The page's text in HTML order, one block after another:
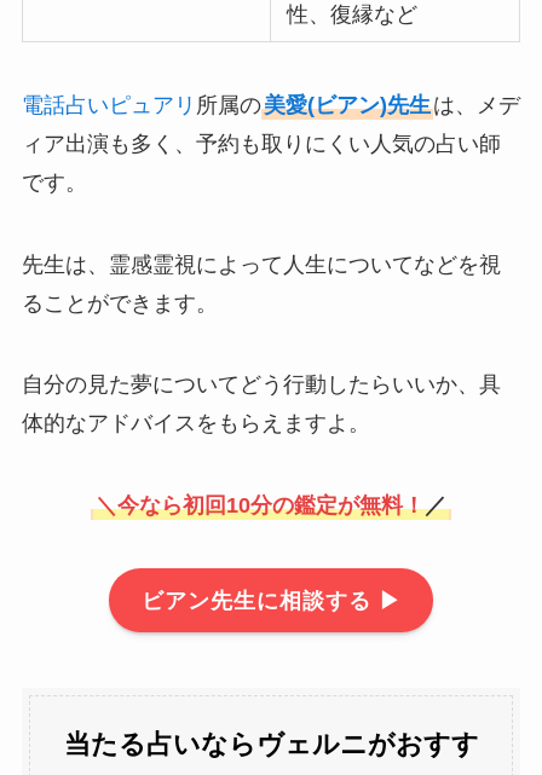
性、復縁など
電話占いピュアリ 所属の美愛(ビアン)先生は、メデ
ィア出演も多く、予約も取りにくい人気の占い師
です。
先生は、霊感霊視によって人生についてなどを視
ることができます。
自分の見た夢についてどう行動したらいいか、具
体的なアドバイスをもらえますよ。
＼今なら初回10分の鑑定が無料！／
ビアン先生に相談する ▶
当たる占いならヴェルニがおすす